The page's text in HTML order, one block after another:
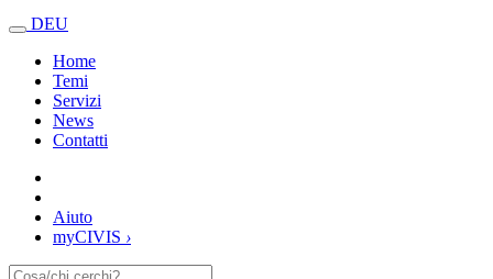
DEU
Home
Temi
Servizi
News
Contatti
Aiuto
myCIVIS ›